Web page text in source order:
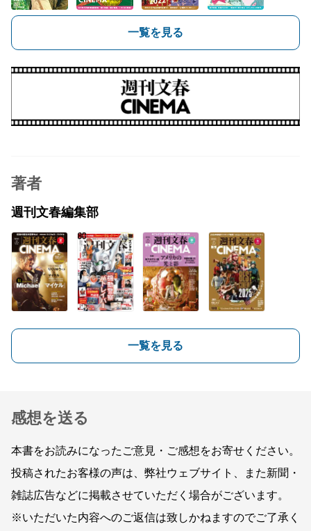
一覧を見る
著者
週刊文春編集部
一覧を見る
感想を送る
本書をお読みになったご意見・ご感想をお寄せください。
投稿されたお客様の声は、弊社ウェブサイト、また新聞・
雑誌広告などに掲載させていただく場合がございます。
※いただいた内容へのご返信は致しかねますのでご了承く